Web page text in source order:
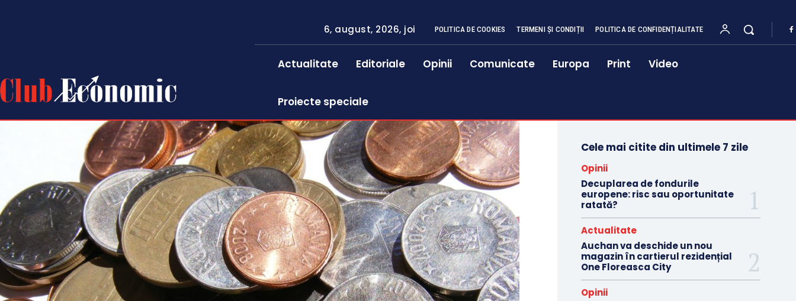
6, august, 2026, joi POLITICA DE COOKIES TERMENI ȘI CONDIȚII POLITICA DE CONFIDENȚIALITATE
Actualitate Editoriale Opinii Comunicate Europa Print Video
Proiecte speciale
Cele mai citite din ultimele 7 zile
Opinii
Decuplarea de fondurile
europene: risc sau oportunitate
ratată?
Actualitate
Auchan va deschide un nou
magazin în cartierul rezidențial
One Floreasca City
Opinii